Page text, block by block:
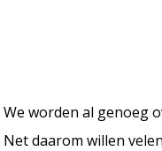
We worden al genoeg
Net daarom willen